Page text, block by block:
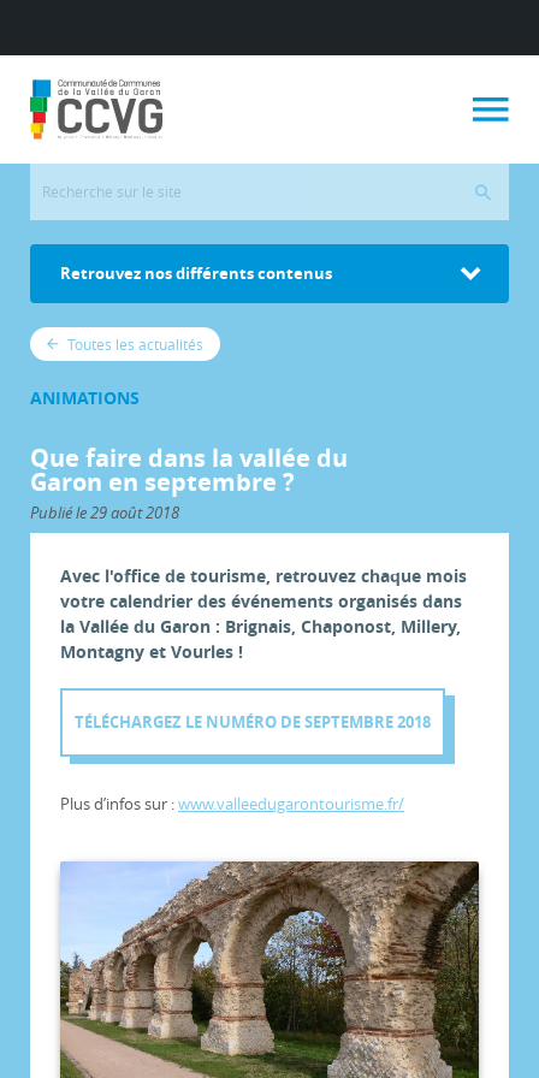
Retrouvez nos différents contenus
Toutes les actualités
ANIMATIONS
Que faire dans la vallée du
Garon en septembre ?
Publié le 29 août 2018
Avec l'office de tourisme, retrouvez chaque mois
votre calendrier des événements organisés dans
la Vallée du Garon : Brignais, Chaponost, Millery,
Montagny et Vourles !
TÉLÉCHARGEZ LE NUMÉRO DE SEPTEMBRE 2018
Plus d’infos sur :www.valleedugarontourisme.fr/